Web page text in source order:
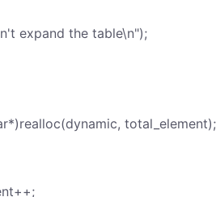
expand the table\n");
total_element);